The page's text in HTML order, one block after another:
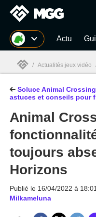
MGG Actu
MGG
/ Actualités jeux vidéo
Soluce Animal
astuces et conseils pour
Animal
toujours
Horizons
Publié le 16/04/2022 à 18:01
Milkameluna